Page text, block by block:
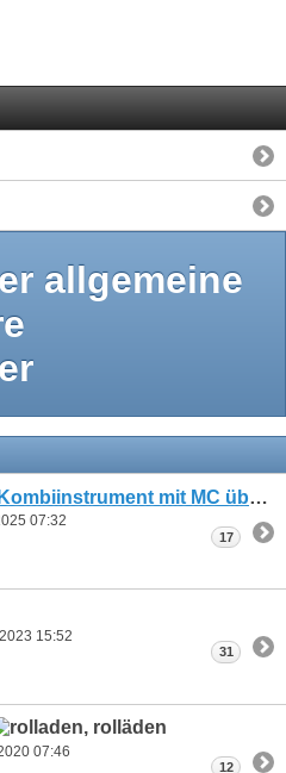
allgemeine
Analoganzeigen aus altem Kombiinstrument mit MC über PWM ansteuern?
07:32
17
15:52
31
07:46
12